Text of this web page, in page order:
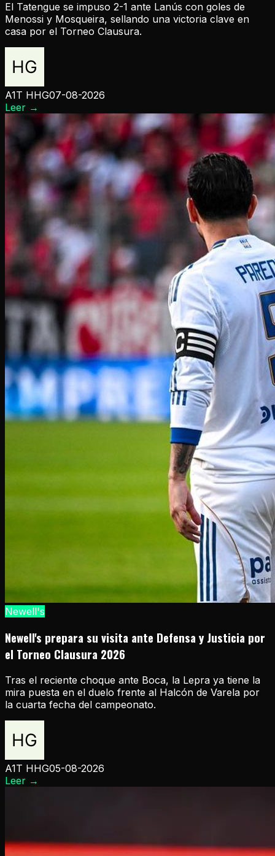
El Tatengue se impuso 2-1 ante Lanús con goles de
Menossi y Mosqueira, sellando una victoria clave en
casa por el Torneo Clausura.
A1T HHG07-08-2026
Leer →
Newell's
Newell's prepara su visita ante Defensa y Justicia por
el Torneo Clausura 2026
Tras el reciente choque ante Boca, la Lepra ya tiene la
mira puesta en el duelo frente al Halcón de Varela por
la cuarta fecha del campeonato.
A1T HHG05-08-2026
Leer →